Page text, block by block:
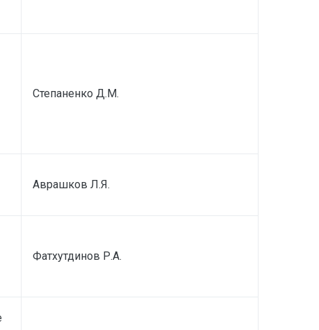
Степаненко Д.М.
Аврашков Л.Я.
Фатхутдинов Р.А.